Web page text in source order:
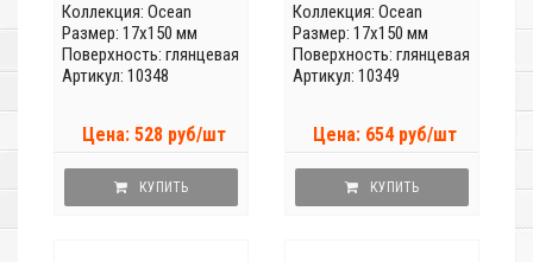
Коллекция: Ocean
Размер: 17x150 мм
Поверхность: глянцевая
Артикул: 10348
Цена: 528 руб/шт
КУПИТЬ
Коллекция: Ocean
Размер: 17x150 мм
Поверхность: глянцевая
Артикул: 10349
Цена: 654 руб/шт
КУПИТЬ